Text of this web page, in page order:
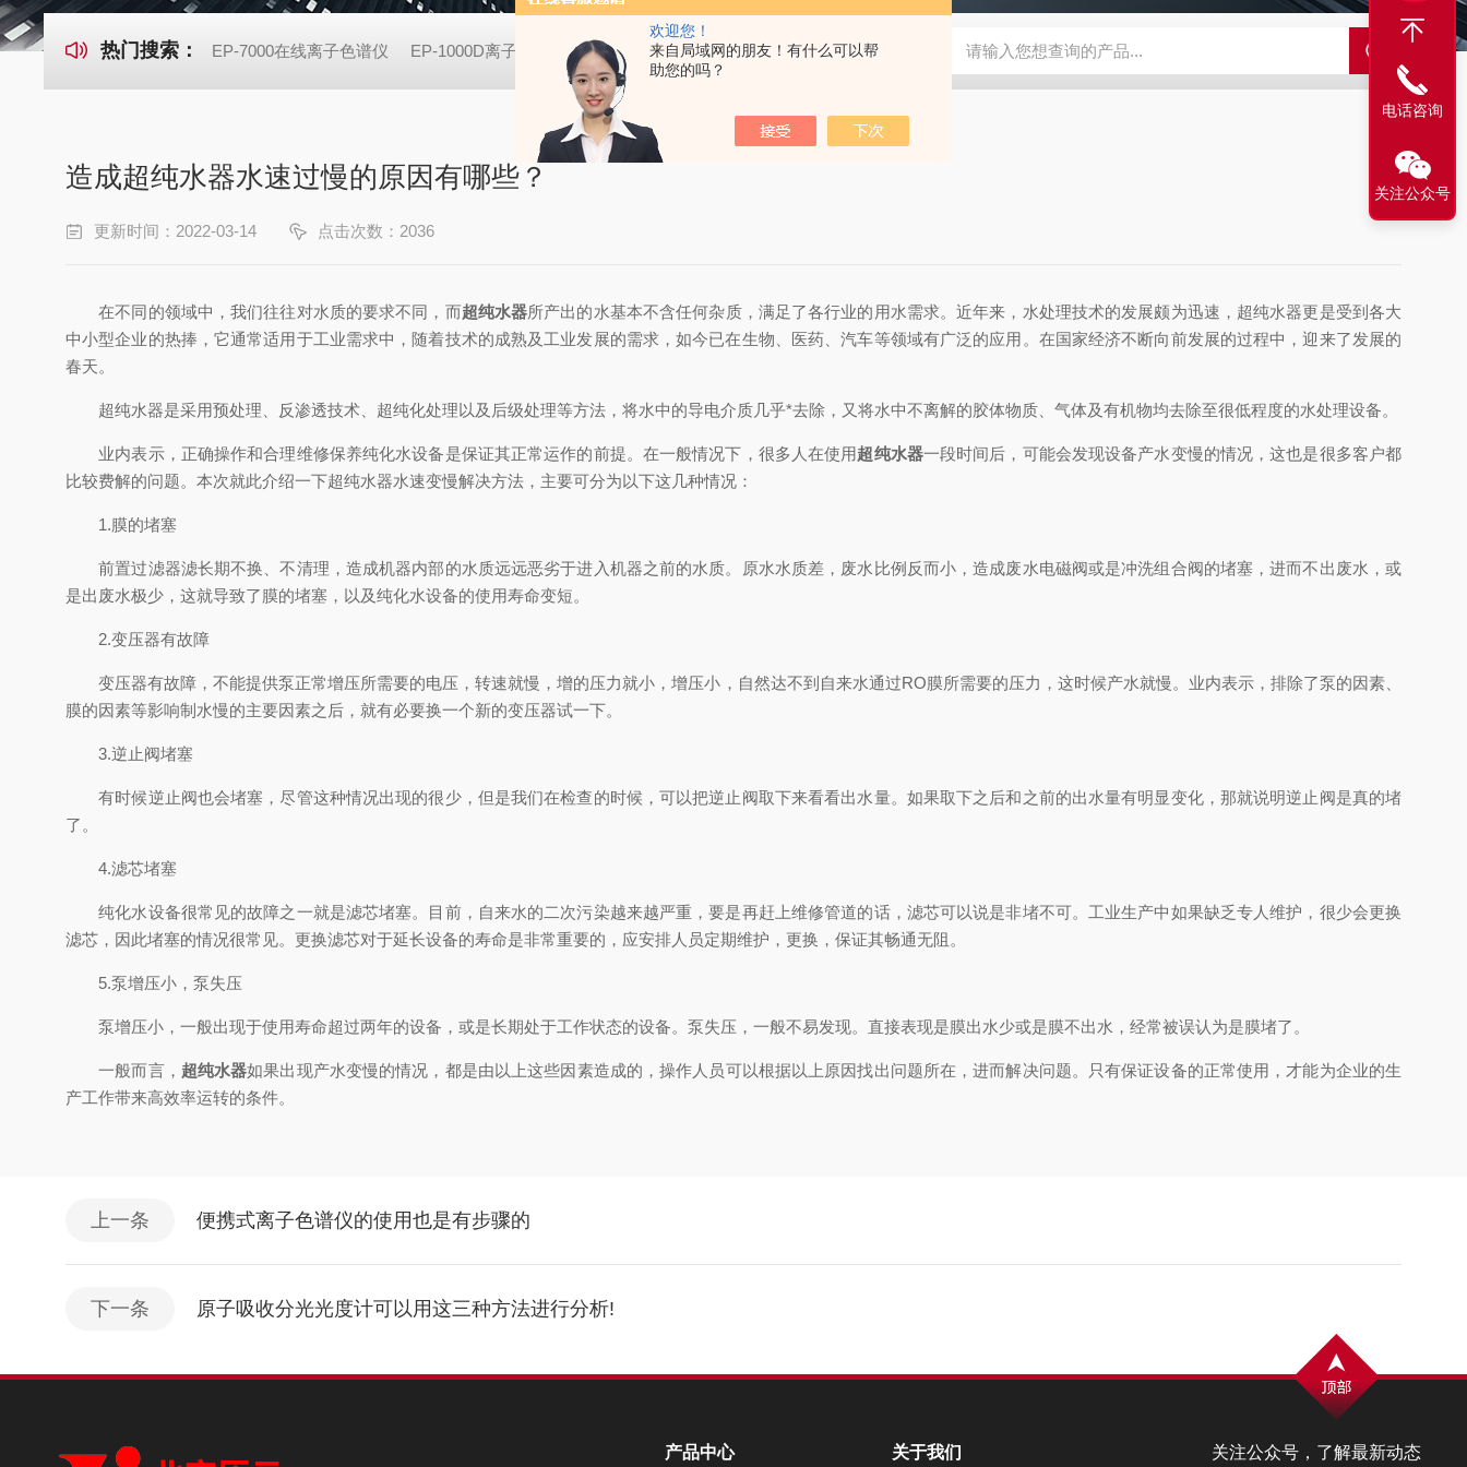
欢迎您！
来自局域网的朋友！有什么可以帮
助您的吗？
热门搜索： EP-7000在线离子色谱仪 EP-1000D离子色谱仪 EP-6000离子色谱仪 EP-600DDC便携离子色谱仪 LX-60LX-60淋洗液发生器 EPFIA-120全自动流动注射分析仪
造成超纯水器水速过慢的原因有哪些？
更新时间：2022-03-14 点击次数：2036
在不同的领域中，我们往往对水质的要求不同，而超纯水器所产出的水基本不含任何杂质，满足了各行业的用水需求。近年来，水处理技术的发展颇为迅速，超纯水器更是受到各大
中小型企业的热捧，它通常适用于工业需求中，随着技术的成熟及工业发展的需求，如今已在生物、医药、汽车等领域有广泛的应用。在国家经济不断向前发展的过程中，迎来了发展的
春天。
超纯水器是采用预处理、反渗透技术、超纯化处理以及后级处理等方法，将水中的导电介质几乎*去除，又将水中不离解的胶体物质、气体及有机物均去除至很低程度的水处理设备。
业内表示，正确操作和合理维修保养纯化水设备是保证其正常运作的前提。在一般情况下，很多人在使用超纯水器一段时间后，可能会发现设备产水变慢的情况，这也是很多客户都
比较费解的问题。本次就此介绍一下超纯水器水速变慢解决方法，主要可分为以下这几种情况：
1.膜的堵塞
前置过滤器滤长期不换、不清理，造成机器内部的水质远远恶劣于进入机器之前的水质。原水水质差，废水比例反而小，造成废水电磁阀或是冲洗组合阀的堵塞，进而不出废水，或
是出废水极少，这就导致了膜的堵塞，以及纯化水设备的使用寿命变短。
2.变压器有故障
变压器有故障，不能提供泵正常增压所需要的电压，转速就慢，增的压力就小，增压小，自然达不到自来水通过RO膜所需要的压力，这时候产水就慢。业内表示，排除了泵的因素、
膜的因素等影响制水慢的主要因素之后，就有必要换一个新的变压器试一下。
3.逆止阀堵塞
有时候逆止阀也会堵塞，尽管这种情况出现的很少，但是我们在检查的时候，可以把逆止阀取下来看看出水量。如果取下之后和之前的出水量有明显变化，那就说明逆止阀是真的堵
了。
4.滤芯堵塞
纯化水设备很常见的故障之一就是滤芯堵塞。目前，自来水的二次污染越来越严重，要是再赶上维修管道的话，滤芯可以说是非堵不可。工业生产中如果缺乏专人维护，很少会更换
滤芯，因此堵塞的情况很常见。更换滤芯对于延长设备的寿命是非常重要的，应安排人员定期维护，更换，保证其畅通无阻。
5.泵增压小，泵失压
泵增压小，一般出现于使用寿命超过两年的设备，或是长期处于工作状态的设备。泵失压，一般不易发现。直接表现是膜出水少或是膜不出水，经常被误认为是膜堵了。
一般而言， 超纯水器如果出现产水变慢的情况，都是由以上这些因素造成的，操作人员可以根据以上原因找出问题所在，进而解决问题。只有保证设备的正常使用，才能为企业的生
产工作带来高效率运转的条件。
上一条 便携式离子色谱仪的使用也是有步骤的
下一条 原子吸收分光光度计可以用这三种方法进行分析!
关注公众号，了解最新动态
产品中心 关于我们
电话咨询
关注公众号